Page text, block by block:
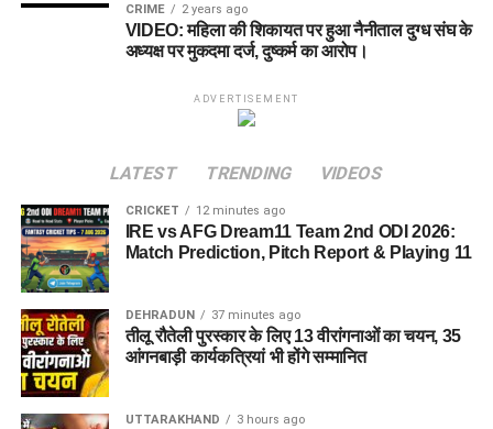
CRIME 2 years ago
VIDEO: महिला की शिकायत पर हुआ नैनीताल दुग्ध संघ के
अध्यक्ष पर मुकदमा दर्ज, दुष्कर्म का आरोप।
ADVERTISEMENT
LATEST TRENDING VIDEOS
CRICKET 12 minutes ago
IRE vs AFG Dream11 Team 2nd ODI 2026:
Match Prediction, Pitch Report & Playing 11
DEHRADUN 37 minutes ago
तीलू रौतेली पुरस्कार के लिए 13 वीरांगनाओं का चयन, 35
आंगनबाड़ी कार्यकत्रियां भी होंगे सम्मानित
UTTARAKHAND 3 hours ago